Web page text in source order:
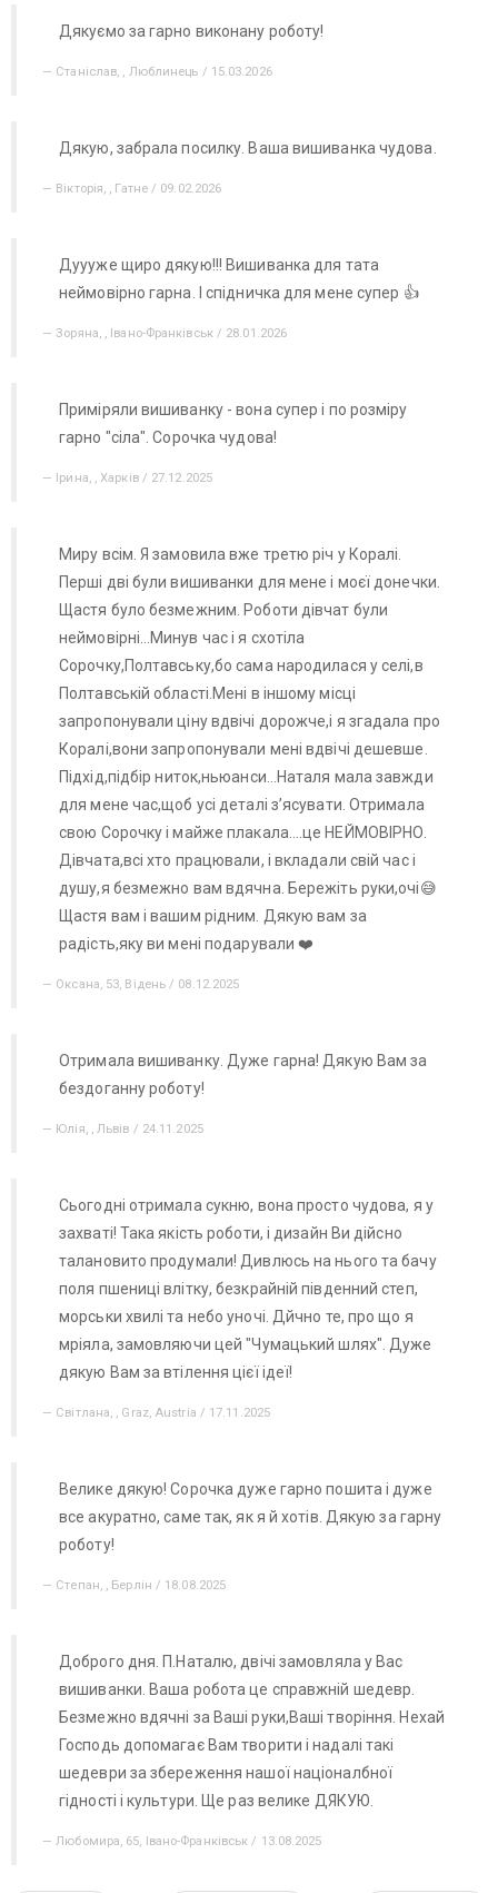
Дякуємо за гарно виконану роботу!
Станіслав, , Люблинець / 15.03.2026
Дякую, забрала посилку. Ваша вишиванка чудова.
Вікторія, , Гатне / 09.02.2026
Дуууже щиро дякую!!! Вишиванка для тата
неймовірно гарна. І спідничка для мене супер 👍
Зоряна, , Івано-Франківськ / 28.01.2026
Приміряли вишиванку - вона супер і по розміру
гарно "сіла". Сорочка чудова!
Ірина, , Харків / 27.12.2025
Миру всім. Я замовила вже третю річ у Коралі.
Перші дві були вишиванки для мене і моєї донечки.
Щастя було безмежним. Роботи дівчат були
неймовірні…Минув час і я схотіла
Сорочку,Полтавську,бо сама народилася у селі,в
Полтавській області.Мені в іншому місці
запропонували ціну вдвічі дорожче,і я згадала про
Коралі,вони запропонували мені вдвічі дешевше.
Підхід,підбір ниток,ньюанси…Наталя мала завжди
для мене час,щоб усі деталі зʼясувати. Отримала
свою Сорочку і майже плакала….це НЕЙМОВІРНО.
Дівчата,всі хто працювали, і вкладали свій час і
душу,я безмежно вам вдячна. Бережіть руки,очі😅
Щастя вам і вашим рідним. Дякую вам за
радість,яку ви мені подарували ❤️
Оксана, 53, Відень / 08.12.2025
Отримала вишиванку. Дуже гарна! Дякую Вам за
бездоганну роботу!
Юлія, , Львів / 24.11.2025
Сьогодні отримала сукню, вона просто чудова, я у
захваті! Така якість роботи, і дизайн Ви дійсно
талановито продумали! Дивлюсь на нього та бачу
поля пшениці влітку, безкрайній південний степ,
морськи хвилі та небо уночі. Дйчно те, про що я
мріяла, замовляючи цей "Чумацький шлях". Дуже
дякую Вам за втілення цієї ідеї!
Світлана, , Graz, Austria / 17.11.2025
Велике дякую! Сорочка дуже гарно пошита і дуже
все акуратно, саме так, як я й хотів. Дякую за гарну
роботу!
Степан, , Берлін / 18.08.2025
Доброго дня. П.Наталю, двічі замовляла у Вас
вишиванки. Ваша робота це справжній шедевр.
Безмежно вдячні за Ваші руки,Ваші творіння. Нехай
Господь допомагає Вам творити і надалі такі
шедеври за збереження нашої націоналбної
гідності і культури. Ще раз велике ДЯКУЮ.
Любомира, 65, Івано-Франківськ / 13.08.2025